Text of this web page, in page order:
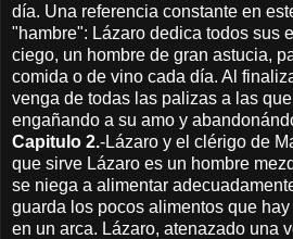
día. Una referencia constante en
"hambre": Lázaro dedica todos sus
ciego, un hombre de gran astucia,
comida o de vino cada día. Al
venga de todas las palizas a las
engañando a su amo y
Capitulo 2.-Lázaro y el clérigo de
que sirve Lázaro es un hombre
se niega a alimentar
guarda los pocos alimentos que
en un arca. Lázaro, atenazado una